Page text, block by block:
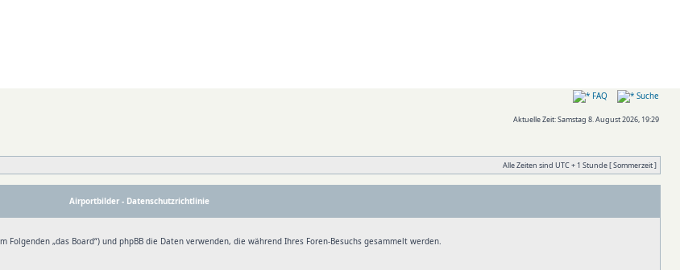
FAQ Suche
Aktuelle Zeit: Samstag 8. August 2026, 19:29
Alle Zeiten sind UTC + 1 Stunde [ Sommerzeit ]
Airportbilder - Datenschutzrichtlinie
„das Board“) und phpBB die Daten verwenden, die während Ihres Foren-Besuchs gesammelt werden.